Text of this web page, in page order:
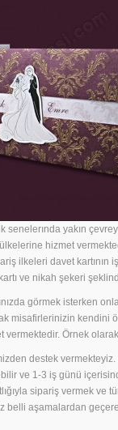
senelerında yakın
hizmet
ilkeleri davet kartının
ve nikah şekeri
görmek isterken
misafirlerinizin kendini
vermektedir. Örnek
destek
ve 1-3 iş günü
sipariş vermek ve
belli aşamalardan